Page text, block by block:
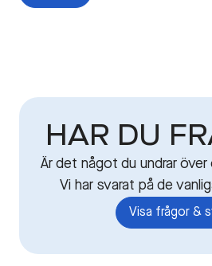
HAR DU
Är det något du undrar över
Vi har svarat på de
Visa frågor &